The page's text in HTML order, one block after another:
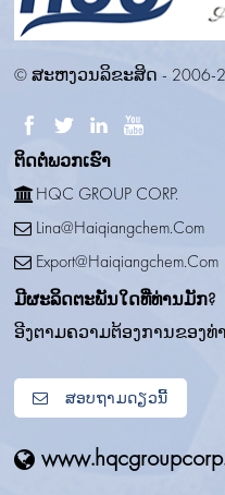
© ສະຫງວນລິຂະສິດ - 2006-
ຕິດ​ຕໍ່​ພວກ​ເຮົາ
HQC GROUP CORP.
Lina@haiqiangchem.com
Export@haiqiangchem.com
ມີຜະລິດຕະພັນໃດທີ່ທ່ານມັກ?
ອີງຕາມຄວາມຕ້ອງການຂອງ
ສອບຖາມດຽວນີ້